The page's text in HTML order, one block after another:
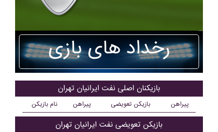
رخداد های بازی
بازیکنان اصلی نفت ايرانيان تهران
نام بازیکن پیراهن بازیکن تعویضی پیراهن
بازیکن تعویضی نفت ايرانيان تهران